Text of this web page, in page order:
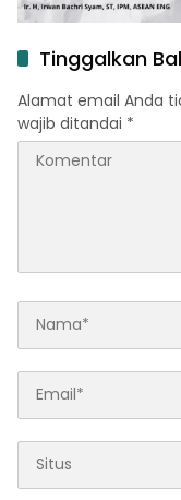
Tinggalkan
Alamat email Anda
wajib ditandai *